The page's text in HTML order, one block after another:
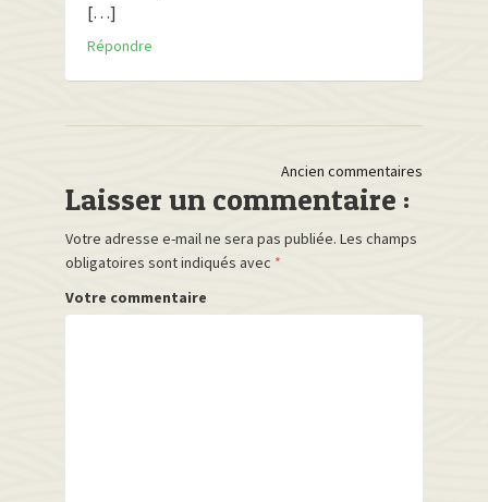
[…]
Répondre
navigation
Ancien commentaires
Laisser un commentaire :
Votre adresse e-mail ne sera pas publiée. Les champs
obligatoires sont indiqués avec *
Votre commentaire